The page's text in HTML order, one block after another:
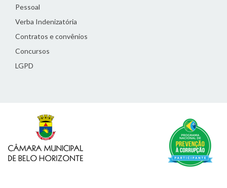
Pessoal
Verba Indenizatória
Contratos e convênios
Concursos
LGPD